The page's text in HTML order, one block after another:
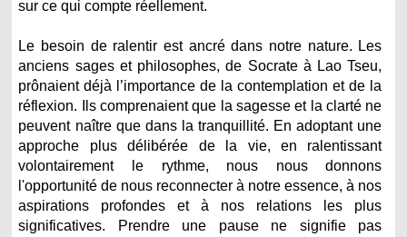
sur ce qui compte réellement.
Le besoin de ralentir est ancré dans notre nature. Les
anciens sages et philosophes, de Socrate à Lao Tseu,
prônaient déjà l’importance de la contemplation et de la
réflexion. Ils comprenaient que la sagesse et la clarté ne
peuvent naître que dans la tranquillité. En adoptant une
approche plus délibérée de la vie, en ralentissant
volontairement le rythme, nous nous donnons
l'opportunité de nous reconnecter à notre essence, à nos
aspirations profondes et à nos relations les plus
significatives. Prendre une pause ne signifie pas